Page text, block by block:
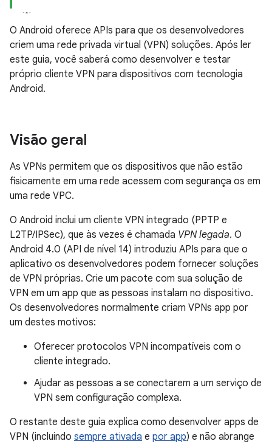
O Android oferece APIs para que os desenvolvedores
criem uma rede privada virtual (VPN) soluções. Após ler
este guia, você saberá como desenvolver e testar
próprio cliente VPN para dispositivos com tecnologia
Android.
Visão geral
As VPNs permitem que os dispositivos que não estão
fisicamente em uma rede acessem com segurança os em
uma rede VPC.
O Android inclui um cliente VPN integrado (PPTP e
L2TP/IPSec), que às vezes é chamada VPN legada. O
Android 4.0 (API de nível 14) introduziu APIs para que o
aplicativo os desenvolvedores podem fornecer soluções
de VPN próprias. Crie um pacote com sua solução de
VPN em um app que as pessoas instalam no dispositivo.
Os desenvolvedores normalmente criam VPNs app por
um destes motivos:
Oferecer protocolos VPN incompatíveis com o
cliente integrado.
Ajudar as pessoas a se conectarem a um serviço de
VPN sem configuração complexa.
O restante deste guia explica como desenvolver apps de
VPN (incluindo sempre ativada e por app) e não abrange